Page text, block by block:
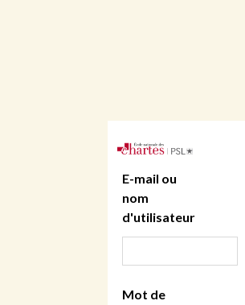
E-mail ou
nom
d'utilisateur
Mot de